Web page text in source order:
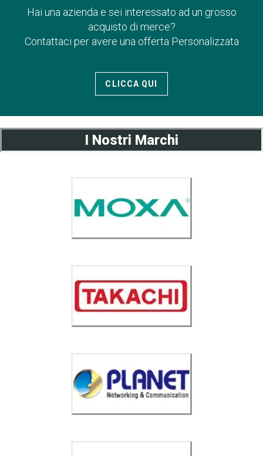
Hai una azienda e sei interessato ad un grosso
acquisto di merce?
Contattaci per avere una offerta Personalizzata
CLICCA QUI
I Nostri Marchi